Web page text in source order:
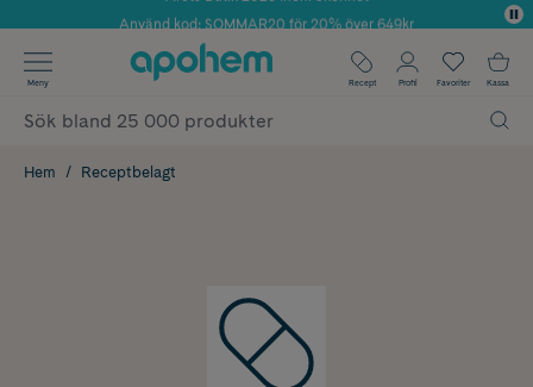
Årets Butik 2025 inom Skönhet
Använd kod: SOMMAR20 för 20% över 649kr
✓ Fri frakt
✓ Poäng på alla köp*
Meny Recept Profil Favoriter Kassa
Hem Receptbelagt